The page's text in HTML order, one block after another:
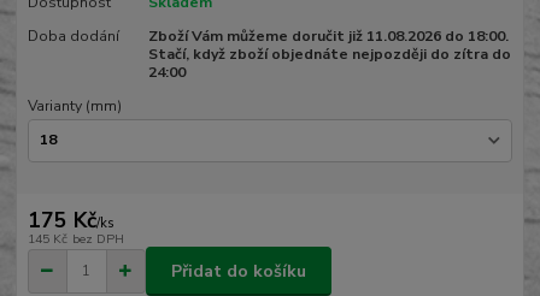
Doba dodání
Zboží Vám můžeme doručit již 11.08.2026 do 18:00.
Stačí, když zboží objednáte nejpozději do zítra do
24:00
Varianty (mm)
175 Kč/ks
145 Kč bez DPH
Přidat do košíku